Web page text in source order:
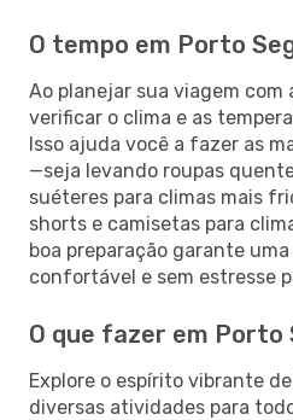
O tempo em Porto
Ao planejar sua viagem com
verificar o clima e as
Isso ajuda você a fazer as
—seja levando roupas
suéteres para climas mais
shorts e camisetas para
boa preparação garante
confortável e sem estresse
O que fazer em Porto
Explore o espírito vibrante
diversas atividades para